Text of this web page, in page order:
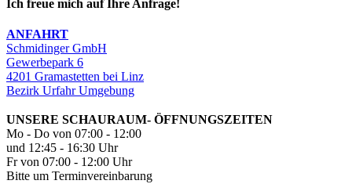
Ich freue mich auf Ihre Anfrage!
ANFAHRT
Schmidinger GmbH
Gewerbepark 6
4201 Gramastetten bei Linz
Bezirk Urfahr Umgebung
UNSERE SCHAURAUM- ÖFFNUNGSZEITEN
Mo - Do von 07:00 - 12:00
und 12:45 - 16:30 Uhr
Fr von 07:00 - 12:00 Uhr
Bitte um Terminvereinbarung